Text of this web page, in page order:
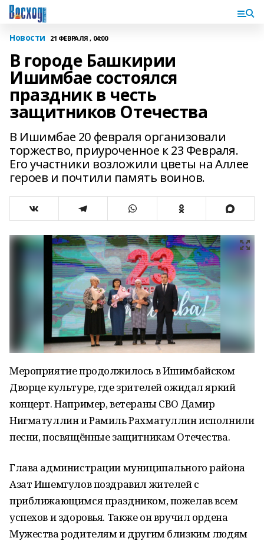
Новости 21 ФЕВРАЛЯ , 04:00
В городе Башкирии
Ишимбае состоялся
праздник в честь
защитников Отечества
В Ишимбае 20 февраля организовали
торжество, приуроченное к 23 Февраля.
Его участники возложили цветы на Аллее
героев и почтили память воинов.
Мероприятие продолжилось в Ишимбайском
Дворце культуре, где зрителей ожидал яркий
концерт. Например, ветераны СВО Дамир
Нигматуллин и Рамиль Рахматуллин исполнили
песни, посвящённые защитникам Отечества.
Глава администрации муниципального района
Азат Ишемгулов поздравил жителей с
приближающимся праздником, пожелав всем
успехов и здоровья. Также он вручил ордена
Мужества родителям и другим близким людям